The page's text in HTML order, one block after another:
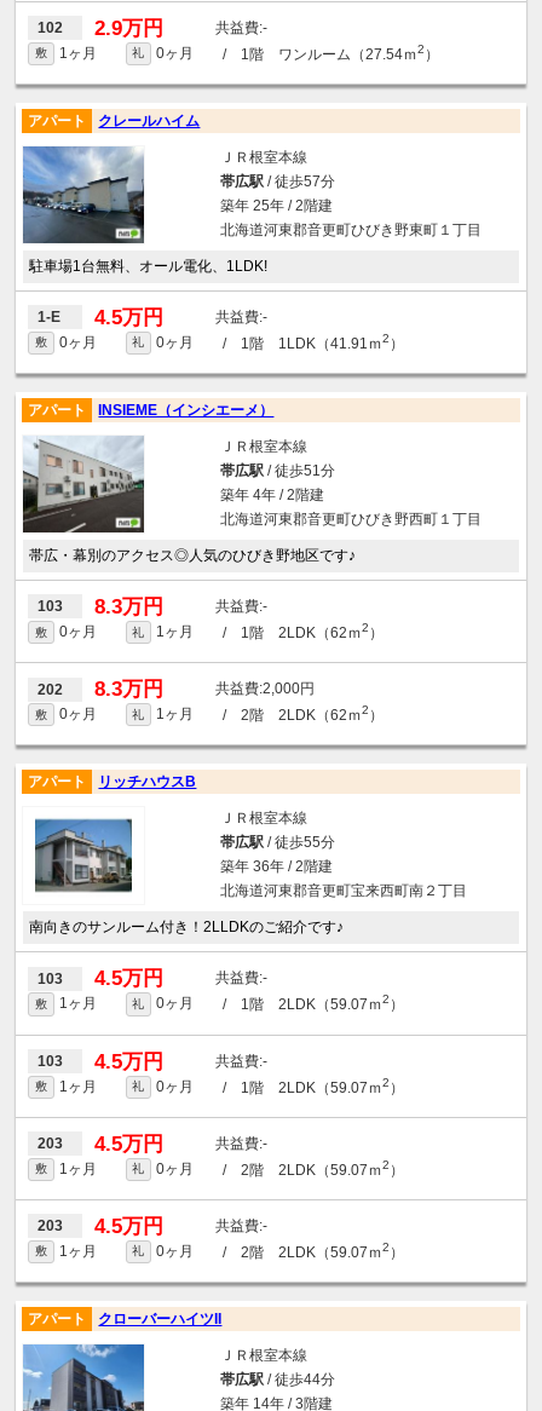
102 2.9万円 -
敷 1ヶ月 礼 0ヶ月 / 1階 ワンルーム（27.54ｍ2 ）
アパート クレールハイム
ＪＲ根室本線
帯広駅/ 徒歩57分
築年 25年 / 2階建
北海道河東郡音更町ひびき野東町１丁目
駐車場1台無料、オール電化、1LDK!
1-E 4.5万円 -
敷 0ヶ月 礼 0ヶ月 / 1階 1LDK（41.91ｍ2 ）
アパート INSIEME（インシエーメ）
ＪＲ根室本線
帯広駅/ 徒歩51分
築年 4年 / 2階建
北海道河東郡音更町ひびき野西町１丁目
帯広・幕別のアクセス◎人気のひびき野地区です♪
103 8.3万円 -
敷 0ヶ月 礼 1ヶ月 / 1階 2LDK（62ｍ2 ）
202 8.3万円 2,000円
敷 0ヶ月 礼 1ヶ月 / 2階 2LDK（62ｍ2 ）
アパート リッチハウスB
ＪＲ根室本線
帯広駅/ 徒歩55分
築年 36年 / 2階建
北海道河東郡音更町宝来西町南２丁目
南向きのサンルーム付き！2LLDKのご紹介です♪
103 4.5万円 -
敷 1ヶ月 礼 0ヶ月 / 1階 2LDK（59.07ｍ2 ）
103 4.5万円 -
敷 1ヶ月 礼 0ヶ月 / 1階 2LDK（59.07ｍ2 ）
203 4.5万円 -
敷 1ヶ月 礼 0ヶ月 / 2階 2LDK（59.07ｍ2 ）
203 4.5万円 -
敷 1ヶ月 礼 0ヶ月 / 2階 2LDK（59.07ｍ2 ）
アパート クローバーハイツII
ＪＲ根室本線
帯広駅/ 徒歩44分
築年 14年 / 3階建